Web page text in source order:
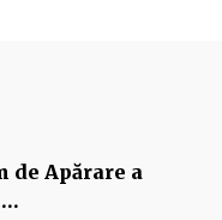
de Apărare a